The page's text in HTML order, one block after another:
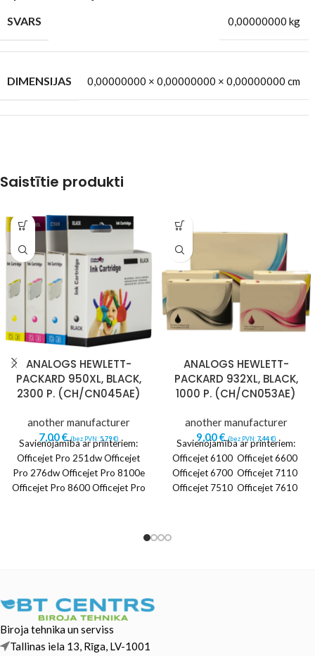
SVARS
0,00000000 kg
DIMENSIJAS 0,00000000 × 0,00000000 × 0,00000000 cm
Saistītie produkti
ANALOGS HEWLETT-
PACKARD 950XL, BLACK,
2300 P. (CH/CN045AE)
another manufacturer
7,00€ (bez PVN: 5,79€)
Savienojamība ar printeriem:
Officejet Pro 251dw Officejet
Pro 276dw Officejet Pro 8100e
Officejet Pro 8600 Officejet Pro
ANALOGS HEWLETT-
PACKARD 932XL, BLACK,
1000 P. (CH/CN053AE)
another manufacturer
9,00€ (bez PVN:7,44€)
Savienojamība ar printeriem:
Officejet 6100 Officejet 6600
Officejet 6700 Officejet 7110
Officejet 7510 Officejet 7610
Biroja tehnika un serviss
Tallinas iela 13, Rīga, LV-1001